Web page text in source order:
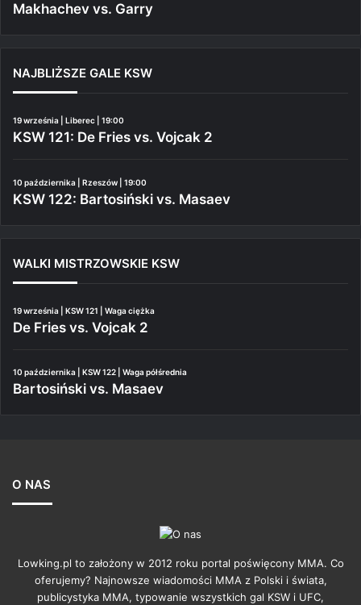
Makhachev vs. Garry
NAJBLIŻSZE GALE KSW
19 września | Liberec | 19:00
KSW 121: De Fries vs. Vojcak 2
10 października | Rzeszów | 19:00
KSW 122: Bartosiński vs. Masaev
WALKI MISTRZOWSKIE KSW
19 września | KSW 121 | Waga ciężka
De Fries vs. Vojcak 2
10 października | KSW 122 | Waga półśrednia
Bartosiński vs. Masaev
O NAS
Lowking.pl to założony w 2012 roku portal poświęcony MMA. Co
oferujemy? Najnowsze wiadomości MMA z Polski i świata,
publicystyka MMA, typowanie wszystkich gal KSW i UFC,